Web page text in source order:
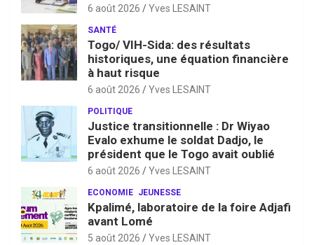
6 août 2026 Yves LESAINT
SANTÉ
Togo/ VIH-Sida: des résultats
historiques, une équation financière
à haut risque
6 août 2026 Yves LESAINT
POLITIQUE
Justice transitionnelle : Dr Wiyao
Evalo exhume le soldat Dadjo, le
président que le Togo avait oublié
6 août 2026 Yves LESAINT
ECONOMIE JEUNESSE
Kpalimé, laboratoire de la foire Adjafi
avant Lomé
5 août 2026 Yves LESAINT